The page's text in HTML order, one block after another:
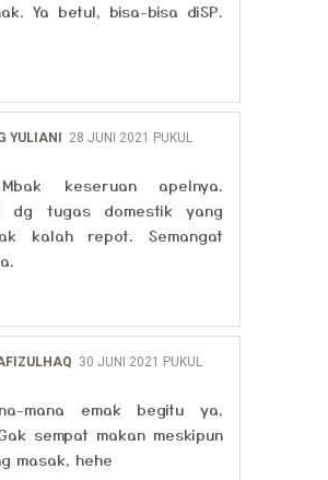
Ya betul, bisa-bisa diSP.
YULIANI
28 JUNI 2021 PUKUL
keseruan apelnya.
dg tugas domestik yang
kalah repot. Semangat
30 JUNI 2021 PUKUL
mana emak begitu ya,
sempat makan meskipun
masak, hehe